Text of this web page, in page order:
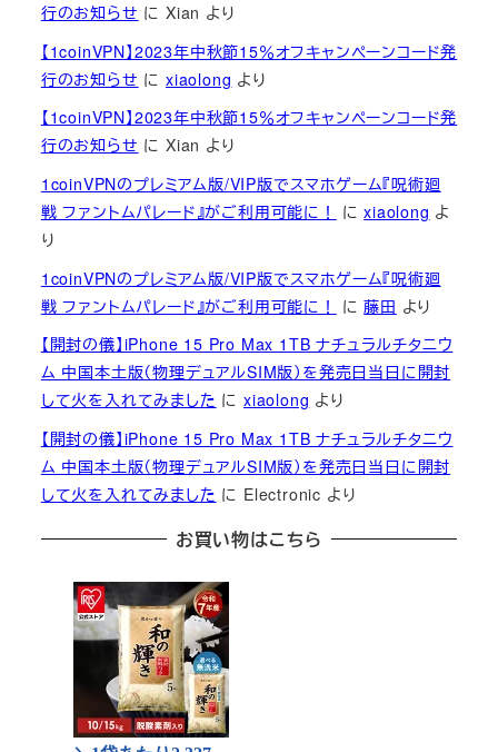
行のお知らせ にXian より
【1coinVPN】2023年中秋節15％オフキャンペーンコード発
行のお知らせ にxiaolong より
【1coinVPN】2023年中秋節15％オフキャンペーンコード発
行のお知らせ にXian より
1coinVPNのプレミアム版/VIP版でスマホゲーム『呪術廻
戦 ファントムパレード』がご利用可能に！
にxiaolong よ
り
1coinVPNのプレミアム版/VIP版でスマホゲーム『呪術廻
戦 ファントムパレード』がご利用可能に！
に藤田 より
【開封の儀】iPhone 15 Pro Max 1TB ナチュラルチタニウ
ム 中国本土版（物理デュアルSIM版）を発売日当日に開封
して火を入れてみました にxiaolong より
【開封の儀】iPhone 15 Pro Max 1TB ナチュラルチタニウ
ム 中国本土版（物理デュアルSIM版）を発売日当日に開封
して火を入れてみました に Electronic より
お買い物はこちら